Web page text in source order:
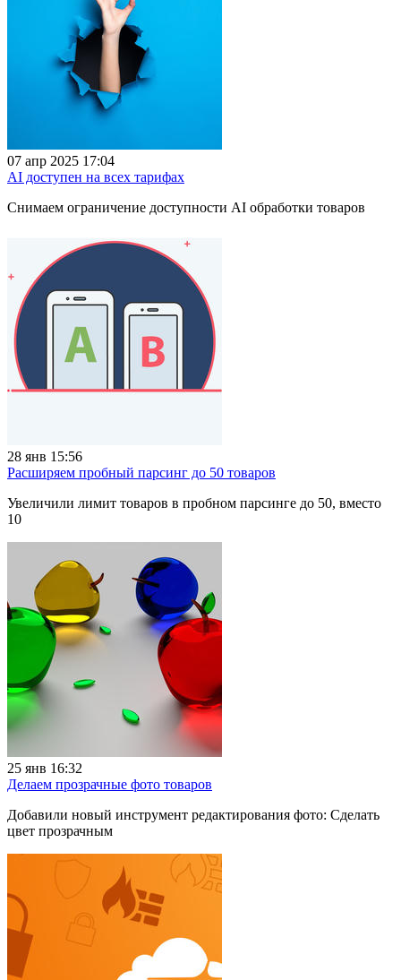
07 апр 2025 17:04
AI доступен на всех тарифах
Снимаем ограничение доступности AI обработки товаров
28 янв 15:56
Расширяем пробный парсинг до 50 товаров
Увеличили лимит товаров в пробном парсинге до 50, вместо
10
25 янв 16:32
Делаем прозрачные фото товаров
Добавили новый инструмент редактирования фото: Сделать
цвет прозрачным